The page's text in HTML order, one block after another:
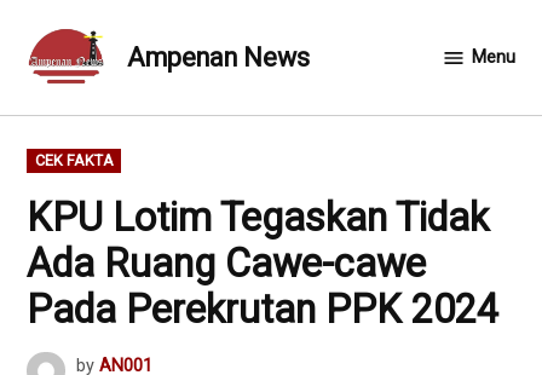
content
Ampenan News Menu
POSTED
IN
CEK FAKTA
KPU Lotim Tegaskan Tidak
Ada Ruang Cawe-cawe
Pada Perekrutan PPK 2024
by AN001